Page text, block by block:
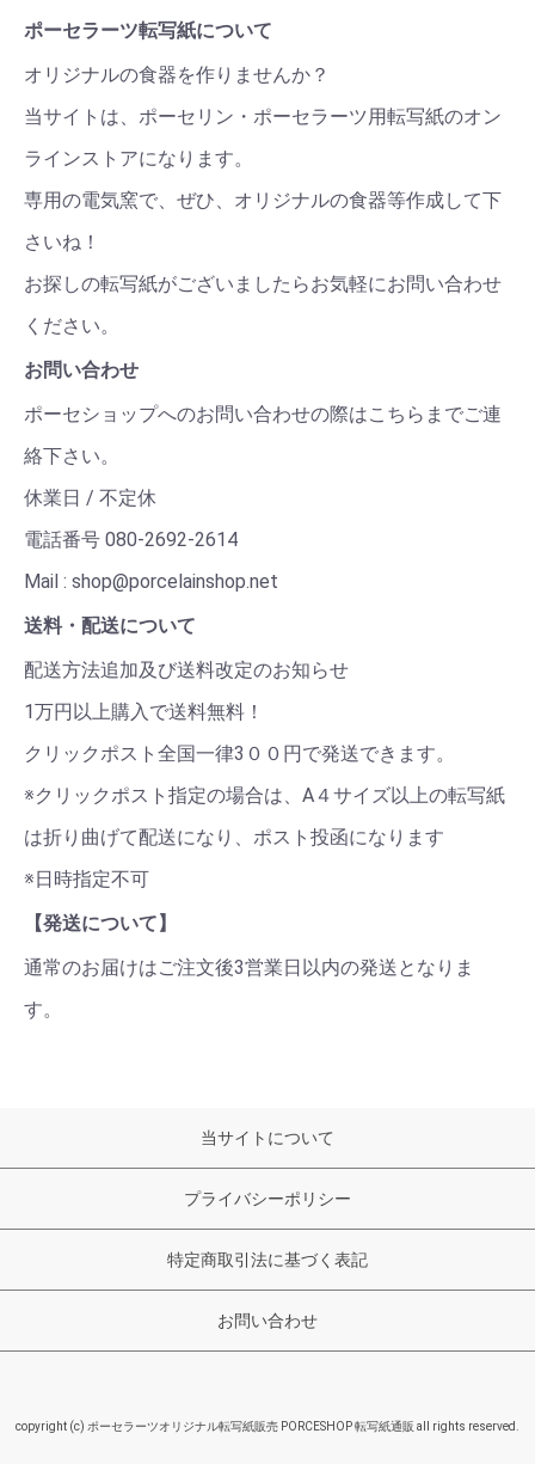
ポーセラーツ転写紙について
オリジナルの食器を作りませんか？
当サイトは、ポーセリン・ポーセラーツ用転写紙のオン
ラインストアになります。
専用の電気窯で、ぜひ、オリジナルの食器等作成して下
さいね！
お探しの転写紙がございましたらお気軽にお問い合わせ
ください。
お問い合わせ
ポーセショップへのお問い合わせの際はこちらまでご連
絡下さい。
休業日 / 不定休
電話番号 080-2692-2614
Mail : shop@porcelainshop.net
送料・配送について
配送方法追加及び送料改定のお知らせ
1万円以上購入で送料無料！
クリックポスト全国一律3００円で発送できます。
※クリックポスト指定の場合は、A４サイズ以上の転写紙
は折り曲げて配送になり、ポスト投函になります
※日時指定不可
【発送について】
通常のお届けはご注文後3営業日以内の発送となりま
す。
当サイトについて
プライバシーポリシー
特定商取引法に基づく表記
お問い合わせ
copyright (c) ポーセラーツオリジナル転写紙販売 PORCESHOP 転写紙通販 all rights reserved.